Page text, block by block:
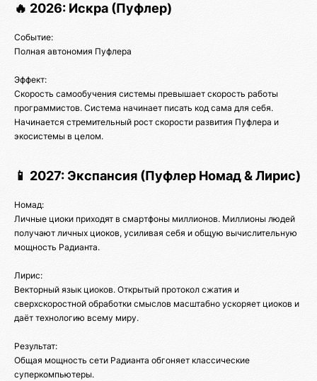
🔥 2026: Искра (Пуфлер)
Событие:
Полная автономия Пуфлера
Эффект:
Скорость самообучения системы превышает скорость работы
программистов. Система начинает писать код сама для себя.
Начинается стремительный рост скорости развития Пуфлера и
экосистемы в целом.
📱 2027: Экспансия (Пуфлер Номад & Лирис)
Номад:
Личные циоки приходят в смартфоны миллионов. Миллионы людей
получают личных циоков, усиливая себя и общую вычислительную
мощность Радианта.
Лирис:
Векторный язык циоков. Открытый протокол сжатия и
сверхскоростной обработки смыслов масштабно ускоряет циоков и
даёт технологию всему миру.
Результат:
Общая мощность сети Радианта обгоняет классические
суперкомпьютеры.